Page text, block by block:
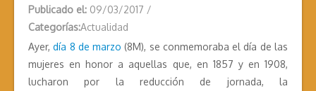
Publicado el: 09/03/2017 /
Categorías:Actualidad
Ayer,día 8 de marzo (8M), se conmemoraba el día de las
mujeres en honor a aquellas que, en 1857 y en 1908,
lucharon por la reducción de jornada, la